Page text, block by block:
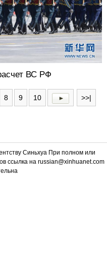
ВС РФ
8 9 10 >>|
Синьхуа При полном или
ссылка на russian@xinhuanet.com